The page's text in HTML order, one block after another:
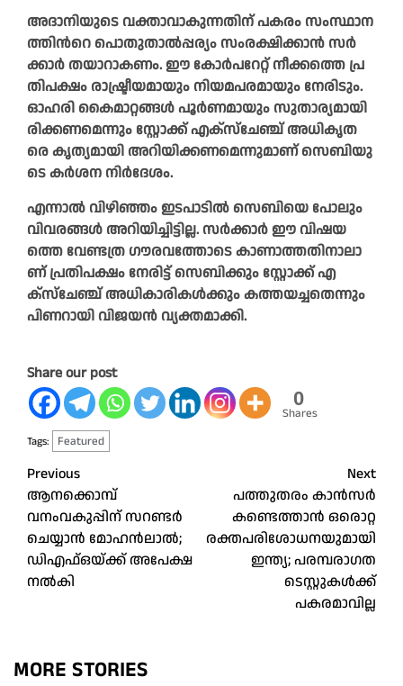
അ​ദാ​നി​യു​ടെ വ​ക്താ​വാ​കു​ന്ന​തി​ന് പ​ക​രം സം​സ്ഥാ​ന​
ത്തി​ന്‍റെ പൊ​തു​താ​ൽ​പ്പ​ര്യം സം​ര​ക്ഷി​ക്കാ​ൻ സ​ർ​
ക്കാ​ർ ത​യാ​റാ​ക​ണം. ഈ ​കോ​ർ​പ​റേ​റ്റ് നീ​ക്ക​ത്തെ പ്ര​
തി​പ​ക്ഷം രാ​ഷ്ട്രീ​യ​മാ​യും നി​യ​മ​പ​ര​മാ​യും നേ​രി​ടും.
ഓ​ഹ​രി കൈ​മാ​റ്റ​ങ്ങ​ൾ പൂ​ർ​ണ​മാ​യും സു​താ​ര്യ​മാ​യി​
രി​ക്ക​ണ​മെ​ന്നും സ്റ്റോ​ക്ക് എ​ക്സ്ചേ​ഞ്ച് അ​ധി​കൃ​ത​
രെ കൃ​ത്യ​മാ​യി അ​റി​യി​ക്ക​ണ​മെ​ന്നു​മാ​ണ് സെ​ബി​യു​
ടെ ക​ർ​ശ​ന നി​ർ​ദേ​ശം.
എ​ന്നാ​ൽ വി​ഴി​ഞ്ഞം ഇ​ട​പാ​ടി​ൽ സെ​ബി​യെ പോ​ലും
വി​വ​ര​ങ്ങ​ൾ അ​റി​യി​ച്ചി​ട്ടി​ല്ല. സ​ർ​ക്കാ​ർ ഈ ​വി​ഷ​യ​
ത്തെ വേ​ണ്ട​ത്ര ഗൗ​ര​വ​ത്തോ​ടെ കാ​ണാ​ത്ത​തി​നാ​ലാ​
ണ് പ്ര​തി​പ​ക്ഷം നേ​രി​ട്ട് സെ​ബി​ക്കും സ്റ്റോ​ക്ക് എ​
ക്സ്ചേ​ഞ്ച് അ​ധി​കാ​രി​ക​ൾ​ക്കും ക​ത്ത​യ​ച്ച​തെ​ന്നും
പി​ണ​റാ​യി വി​ജ​യ​ൻ വ്യ​ക്ത​മാ​ക്കി.
Share our post
0
Shares
Tags: Featured
Post
navigation
Previous
ആനക്കൊമ്പ്
വനംവകുപ്പിന് സറണ്ടർ
ചെയ്യാൻ മോഹൻലാൽ;
ഡിഎഫ്ഒയ്ക്ക് അപേക്ഷ
നൽകി
Next
പത്തുതരം കാൻസർ
കണ്ടെത്താൻ ഒരൊറ്റ
രക്തപരിശോധനയുമായി
ഇന്ത്യ; പരമ്പരാഗത
ടെസ്റ്റുകൾക്ക്
പകരമാവില്ല
MORE STORIES